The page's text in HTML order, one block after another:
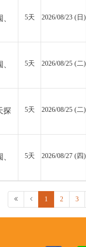
5天 2026/08/23 (日)
5天 2026/08/25 (二)
探
5天 2026/08/25 (二)
5天 2026/08/27 (四)
1 2 3